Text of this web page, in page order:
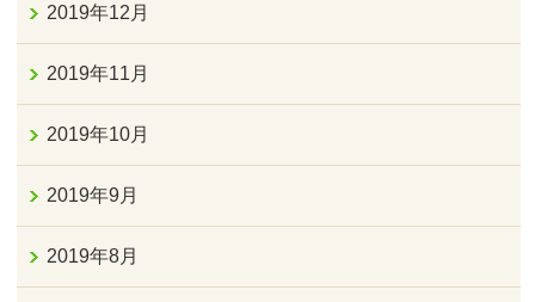
2019年12月
2019年11月
2019年10月
2019年9月
2019年8月